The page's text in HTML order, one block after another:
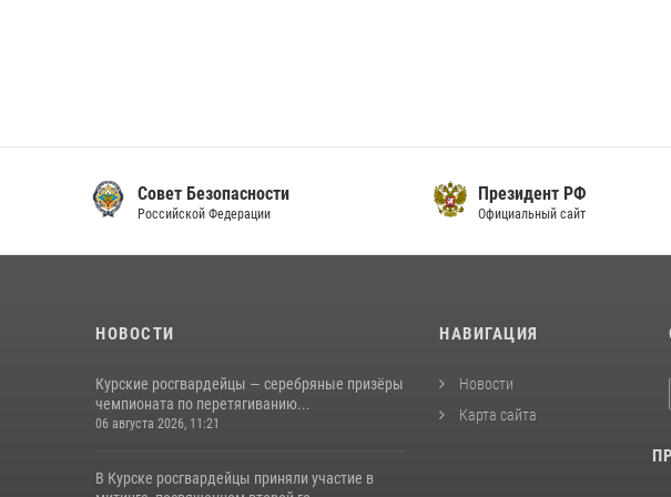
Совет Безопасности
Российской Федерации
Президент РФ
Официальный сайт
НОВОСТИ
Курские росгвардейцы — серебряные призёры
чемпионата по перетягиванию...
06 августа 2026, 11:21
В Курске росгвардейцы приняли участие в
НАВИГАЦИЯ
Новости
Карта сайта